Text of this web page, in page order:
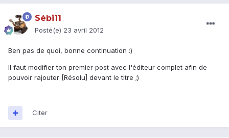
Sébi11
Posté(e) 23 avril 2012
Ben pas de quoi, bonne continuation :)
Il faut modifier ton premier post avec l'éditeur complet afin de
pouvoir rajouter [Résolu] devant le titre ;)
Citer